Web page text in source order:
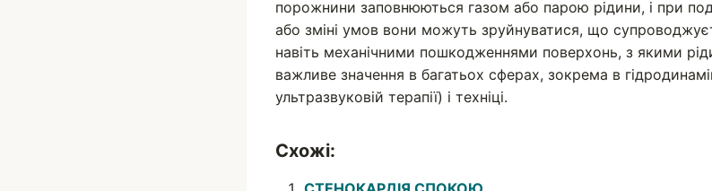
порожнини заповнюються газом або парою рідини, і при
або зміні умов вони можуть зруйнуватися, що
навіть механічними пошкодженнями поверхонь, з якими
важливе значення в багатьох сферах, зокрема в
ультразвуковій терапії) і техніці.
Схожі: